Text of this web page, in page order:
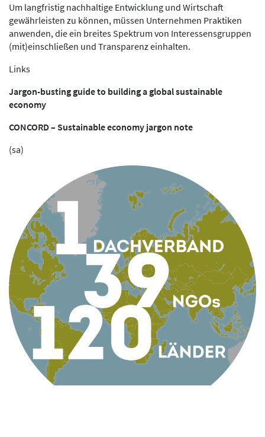
Um langfristig nachhaltige Entwicklung und Wirtschaft
gewährleisten zu können, müssen Unternehmen Praktiken
anwenden, die ein breites Spektrum von Interessensgruppen
(mit)einschließen und Transparenz einhalten.
Links
Jargon-busting guide to building a global sustainable
economy
CONCORD – Sustainable economy jargon note
(sa)